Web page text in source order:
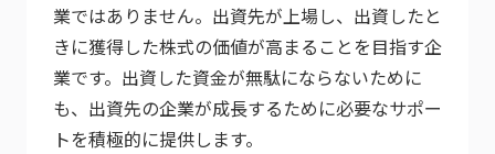
業ではありません。出資先が上場し、出資したと
きに獲得した株式の価値が高まることを目指す企
業です。出資した資金が無駄にならないために
も、出資先の企業が成長するために必要なサポー
トを積極的に提供します。